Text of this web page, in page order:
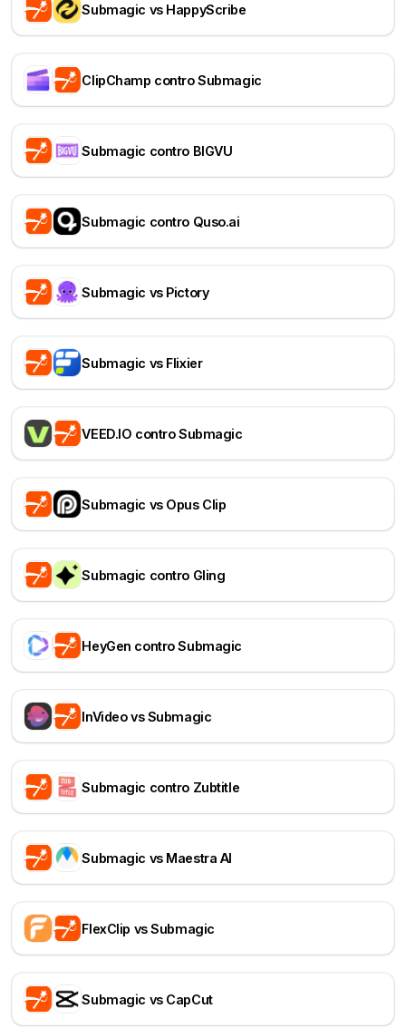
Submagic vs HappyScribe
ClipChamp contro Submagic
Submagic contro BIGVU
Submagic contro Quso.ai
Submagic vs Pictory
Submagic vs Flixier
VEED.IO contro Submagic
Submagic vs Opus Clip
Submagic contro Gling
HeyGen contro Submagic
InVideo vs Submagic
Submagic contro Zubtitle
Submagic vs Maestra AI
FlexClip vs Submagic
Submagic vs CapCut